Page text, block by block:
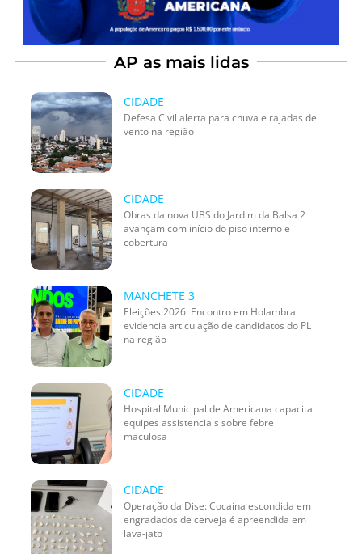
AP as mais lidas
CIDADE
Defesa Civil alerta para chuva e rajadas de
vento na região
CIDADE
Obras da nova UBS do Jardim da Balsa 2
avançam com início do piso interno e
cobertura
MANCHETE 3
Eleições 2026: Encontro em Holambra
evidencia articulação de candidatos do PL
na região
CIDADE
Hospital Municipal de Americana capacita
equipes assistenciais sobre febre
maculosa
CIDADE
Operação da Dise: Cocaína escondida em
engradados de cerveja é apreendida em
lava-jato